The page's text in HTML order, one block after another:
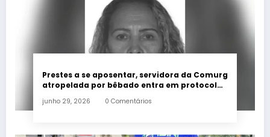
Prestes a se aposentar, servidora da Comurg
atropelada por bêbado entra em protocolo
junho 29, 2026 0 Comentários